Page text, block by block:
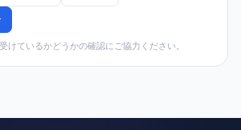
けているかどうかの確認にご協力ください。